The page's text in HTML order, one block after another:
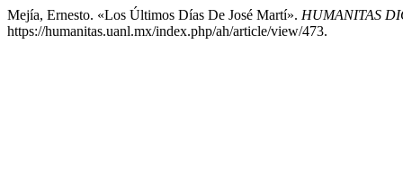
Mejía, Ernesto. «Los Últimos Días De José Martí». HUMANITAS
https://humanitas.uanl.mx/index.php/ah/article/view/473.